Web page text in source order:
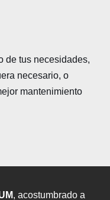
de tus necesidades,
necesario, o
mantenimiento
, acostumbrado a